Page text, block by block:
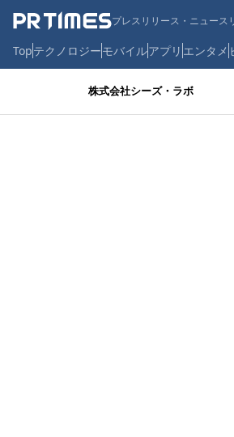
プレスリリース・ニュース
Topテクノロジーモバイルアプリ エンタメ
株式会社シーズ・ラボ